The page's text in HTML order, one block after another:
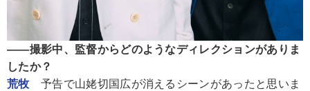
――撮影中、監督からどのようなディレクションがありま
したか？
荒牧予告で山姥切国広が消えるシーンがあったと思いま